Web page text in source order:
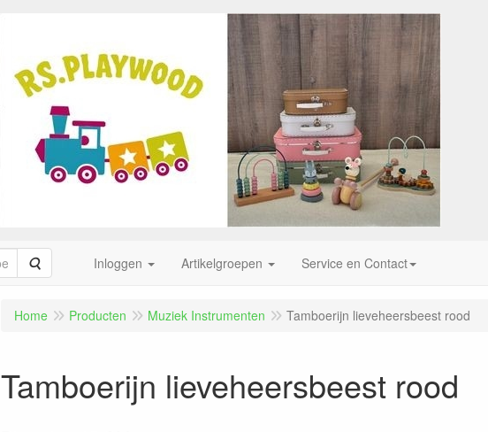
Zoeken Inloggen Artikelgroepen Service en Contact
Home Producten Muziek Instrumenten Tamboerijn lieveheersbeest rood
Tamboerijn lieveheersbeest rood